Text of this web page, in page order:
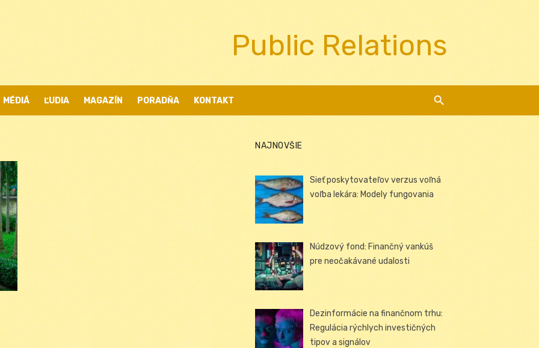
Public Relations
MÉDIÁ ĽUDIA MAGAZÍN PORADŇA KONTAKT
NAJNOVŠIE
Sieť poskytovateľov verzus voľná
voľba lekára: Modely fungovania
Núdzový fond: Finančný vankúš
pre neočakávané udalosti
Dezinformácie na finančnom trhu:
Regulácia rýchlych investičných
tipov a signálov